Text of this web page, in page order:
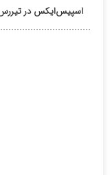
اسپیس‌ایکس در تیررس